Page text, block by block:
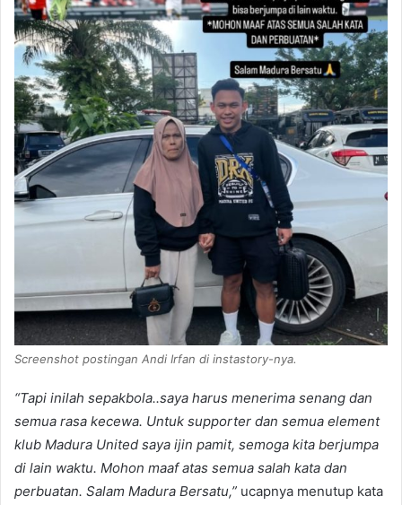
Screenshot postingan Andi Irfan di instastory-nya.
“Tapi inilah sepakbola..saya harus menerima senang dan
semua rasa kecewa. Untuk supporter dan semua element
klub Madura United saya ijin pamit, semoga kita berjumpa
di lain waktu. Mohon maaf atas semua salah kata dan
perbuatan. Salam Madura Bersatu,” ucapnya menutup kata